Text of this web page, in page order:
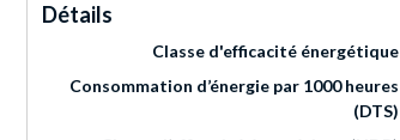
Détails
Classe d'efficacité énergétique
Consommation d’énergie par 1000 heures
(DTS)